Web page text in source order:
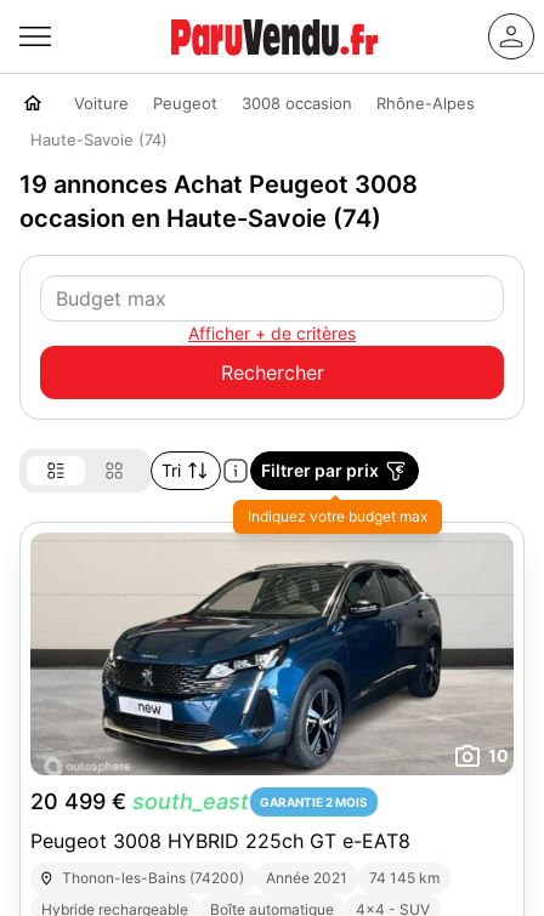
Voiture Peugeot 3008 occasion
Rhône-Alpes
Haute-Savoie (74)
19 annonces Achat Peugeot 3008
occasion en Haute-Savoie (74)
Afficher + de critères
Tri Filtrer par prix
10
20 499 € south_east GARANTIE 2 MOIS
Peugeot 3008 HYBRID 225ch GT e-EAT8
Thonon-les-Bains (74200) Année 2021
74 145 km
Hybride rechargeable
Boîte automatique 4x4 - SUV